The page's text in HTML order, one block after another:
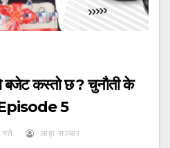
बजेट कस्तो छ ? चुनौती के
5
गते आहा सञ्चार